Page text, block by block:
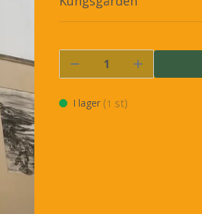
I lager (1 st)